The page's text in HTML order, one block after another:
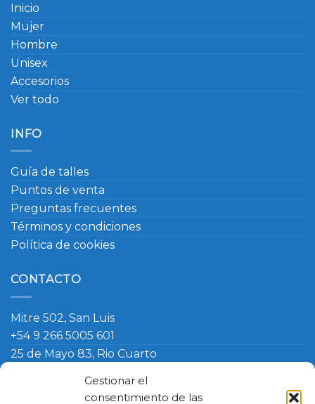
Gestionar el
consentimiento de las
Inicio
Mujer
Hombre
Unisex
Accesorios
Ver todo
INFO
Guía de talles
Puntos de venta
Preguntas frecuentes
Términos y condiciones
Política de cookies
CONTACTO
Mitre 502, San Luis
+54 9 266 5005 601
25 de Mayo 83, Rio Cuarto